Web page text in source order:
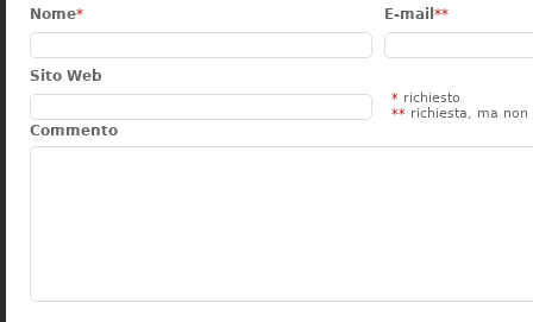
Nome* E-mail **
Sito Web
* richiesto
** richiesta, ma non
Commento